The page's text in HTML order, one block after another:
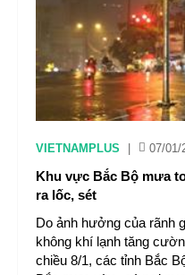
VIETNAMPLUS 07/01/
Khu vực Bắc Bộ mưa
ra lốc, sét
Do ảnh hưởng của rãnh
không khí lạnh tăng
chiều 8/1, các tỉnh Bắc